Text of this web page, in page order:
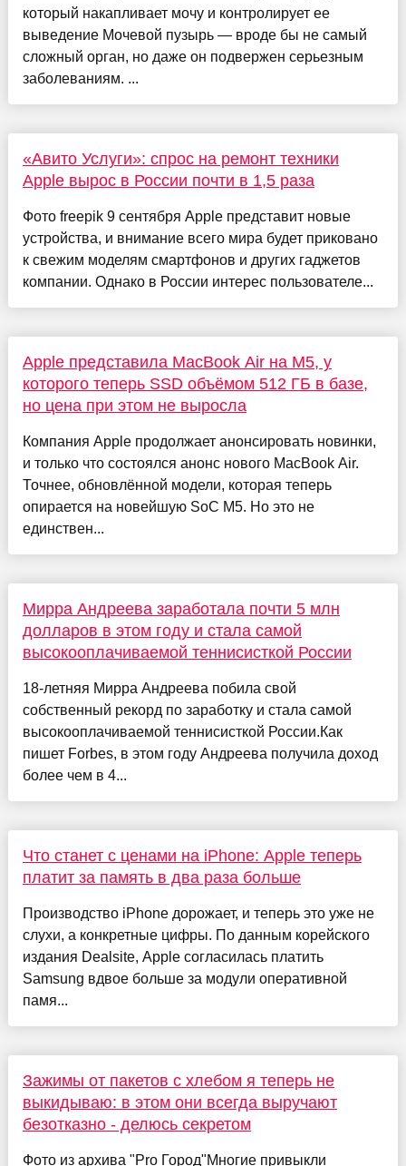
который накапливает мочу и контролирует ее
выведение Мочевой пузырь — вроде бы не самый
сложный орган, но даже он подвержен серьезным
заболеваниям. ...
«Авито Услуги»: спрос на ремонт техники
Apple вырос в России почти в 1,5 раза
Фото freepik 9 сентября Apple представит новые
устройства, и внимание всего мира будет приковано
к свежим моделям смартфонов и других гаджетов
компании. Однако в России интерес пользователе...
Apple представила MacBook Air на M5, у
которого теперь SSD объёмом 512 ГБ в базе,
но цена при этом не выросла
Компания Apple продолжает анонсировать новинки,
и только что состоялся анонс нового MacBook Air.
Точнее, обновлённой модели, которая теперь
опирается на новейшую SoC M5. Но это не
единствен...
Мирра Андреева заработала почти 5 млн
долларов в этом году и стала самой
высокооплачиваемой теннисисткой России
18-летняя Мирра Андреева побила свой
собственный рекорд по заработку и стала самой
высокооплачиваемой теннисисткой России.Как
пишет Forbes, в этом году Андреева получила доход
более чем в 4...
Что станет с ценами на iPhone: Apple теперь
платит за память в два раза больше
Производство iPhone дорожает, и теперь это уже не
слухи, а конкретные цифры. По данным корейского
издания Dealsite, Apple согласилась платить
Samsung вдвое больше за модули оперативной
памя...
Зажимы от пакетов с хлебом я теперь не
выкидываю: в этом они всегда выручают
безотказно - делюсь секретом
Фото из архива "Pro Город"Многие привыкли